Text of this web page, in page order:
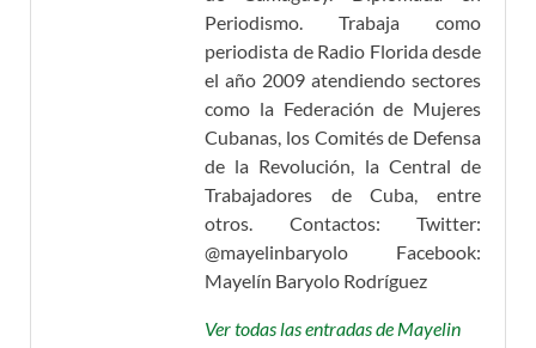
Periodismo. Trabaja como
periodista de Radio Florida desde
el año 2009 atendiendo sectores
como la Federación de Mujeres
Cubanas, los Comités de Defensa
de la Revolución, la Central de
Trabajadores de Cuba, entre
otros. Contactos: Twitter:
@mayelinbaryolo Facebook:
Mayelín Baryolo Rodríguez
Ver todas las entradas de Mayelin